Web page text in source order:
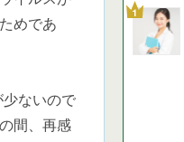
めであ
ないので
間、再感